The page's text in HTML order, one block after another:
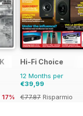
17%
Hi-Fi Choice
12 Months per
€39,99
€77.87 Risparmio